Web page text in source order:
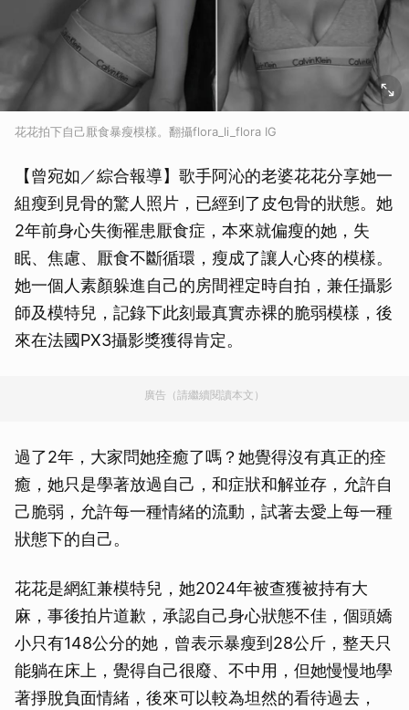
花花拍下自己厭食暴瘦模樣。翻攝flora_li_flora IG
【曾宛如／綜合報導】歌手阿沁的老婆花花分享她一
組瘦到見骨的驚人照片，已經到了皮包骨的狀態。她
2年前身心失衡罹患厭食症，本來就偏瘦的她，失
眠、焦慮、厭食不斷循環，瘦成了讓人心疼的模樣。
她一個人素顏躲進自己的房間裡定時自拍，兼任攝影
師及模特兒，記錄下此刻最真實赤裸的脆弱模樣，後
來在法國PX3攝影獎獲得肯定。
廣告（請繼續閱讀本文）
過了2年，大家問她痊癒了嗎？她覺得沒有真正的痊
癒，她只是學著放過自己，和症狀和解並存，允許自
己脆弱，允許每一種情緒的流動，試著去愛上每一種
狀態下的自己。
花花是網紅兼模特兒，她2024年被查獲被持有大
麻，事後拍片道歉，承認自己身心狀態不佳，個頭嬌
小只有148公分的她，曾表示暴瘦到28公斤，整天只
能躺在床上，覺得自己很廢、不中用，但她慢慢地學
著掙脫負面情緒，後來可以較為坦然的看待過去，